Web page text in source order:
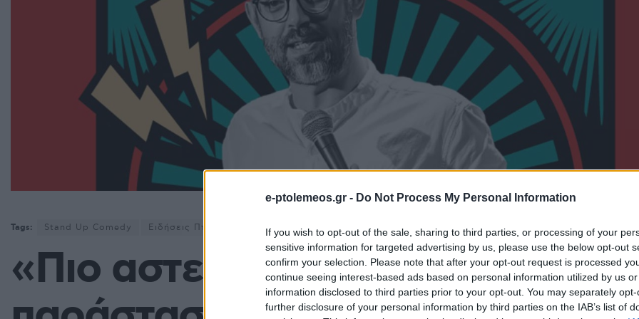
e-ptolemeos.gr - Do Not Process My Personal Information
If you wish to opt-out of the sale, sharing to third parties, or processing of your
sensitive information for targeted advertising by us, please use the below opt-out
confirm your selection. Please note that after your opt-out request is processed
continue seeing interest-based ads based on personal information utilized by us
information disclosed to third parties prior to your opt-out. You may separately
further disclosure of your personal information by third parties on the IAB’s list of
Tags: Stand Up Comedy Ειδήσεις Πτολεμαΐδα Εκδηλώσεις Νέα Πτολεμαΐδα Πτολεμαΐδα
«Πιο αστείος πεθαίνεις»: Η